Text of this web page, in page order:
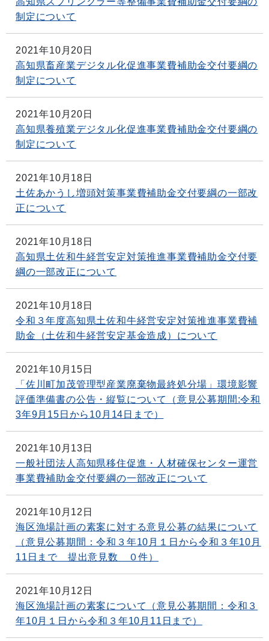
制定について
2021年10月20日
高知県畜産業デジタル化促進事業費補助金交付要綱の
制定について
2021年10月20日
高知県養殖業デジタル化促進事業費補助金交付要綱の
制定について
2021年10月18日
土佐あかうし増頭対策事業費補助金交付要綱の一部改
正について
2021年10月18日
高知県土佐和牛経営安定対策推進事業費補助金交付要
綱の一部改正について
2021年10月18日
令和３年度高知県土佐和牛経営安定対策推進事業費補
助金（土佐和牛経営安定基金造成）について
2021年10月15日
「佐川町加茂管理型産業廃棄物最終処分場」環境影響
評価準備書の公告・縦覧について（意見公募期間:令和
3年9月15日から10月14日まで）
2021年10月13日
一般社団法人高知県移住促進・人材確保センター運営
事業費補助金交付要綱の一部改正について
2021年10月12日
海区漁場計画の素案に対する意見公募の結果について
（意見公募期間：令和３年10月１日から令和３年10月
11日まで 提出意見数 ０件）
2021年10月12日
海区漁場計画の素案について（意見公募期間：令和３
年10月１日から令和３年10月11日まで）